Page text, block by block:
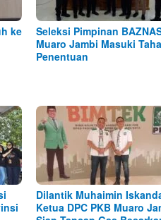
ke
Seleksi Pimpinan
Muaro Jambi Masuki
Penentuan
Dilantik Muhaimin
Ketua DPC PKB Muaro